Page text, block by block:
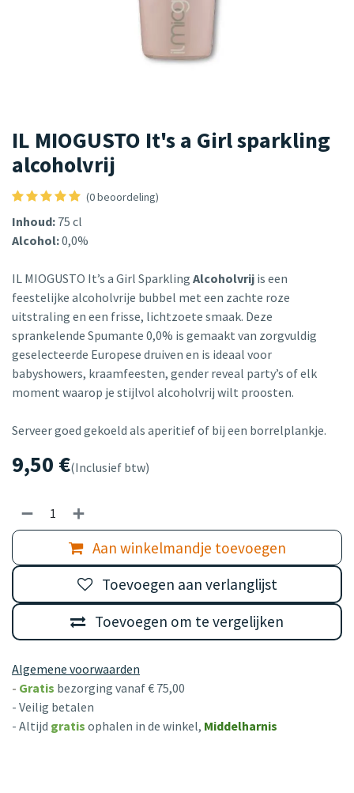
IL MIOGUSTO It's a Girl sparkling
alcoholvrij
(0 beoordeling)
Inhoud: 75 cl
Alcohol:0,0%
IL MIOGUSTO It’s a Girl Sparkling Alcoholvrij is een
feestelijke alcoholvrije bubbel met een zachte roze
uitstraling en een frisse, lichtzoete smaak. Deze
sprankelende Spumante 0,0% is gemaakt van zorgvuldig
geselecteerde Europese druiven en is ideaal voor
babyshowers, kraamfeesten, gender reveal party’s of elk
moment waarop je stijlvol alcoholvrij wilt proosten.
Serveer goed gekoeld als aperitief of bij een borrelplankje.
9,50 €(Inclusief btw)
Aan winkelmandje toevoegen
Toevoegen om te vergelijken
Toevoegen aan verlanglijst
Algemene voorwaarden
- Gratis bezorging vanaf € 75,00
- Veilig betalen
- Altijd gratis ophalen in de winkel, Middelharnis